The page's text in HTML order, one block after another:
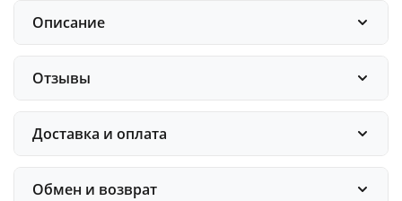
Описание
Отзывы
Доставка и оплата
Обмен и возврат